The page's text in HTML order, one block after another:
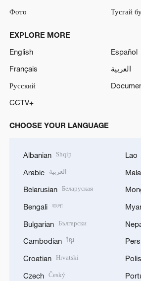
Фото
Тусгай
EXPLORE MORE
English
Español
Français
العربية
Русский
CCTV+
CHOOSE YOUR LANGUAGE
Albanian Shqip
Arabic العربية
Belarusian Беларуская
Bengali বাংলা
Bulgarian Български
Cambodian ខ្មែរ
Croatian Hrvatski
Czech Český
Lao